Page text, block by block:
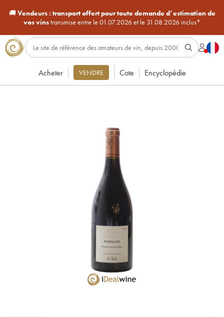
🚚Vendeurs : transport offert pour toute demande d’estimation de
vos vinstransmise entre le 01.07.2026 et le 31.08.2026 inclus*
Acheter VENDRE Cote Encyclopédie